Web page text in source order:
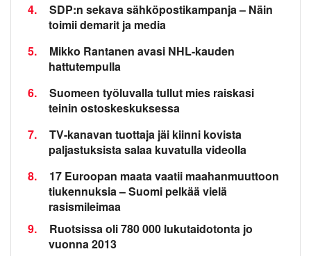
4.
SDP:n sekava sähköpostikampanja – Näin
toimii demarit ja media
5.
Mikko Rantanen avasi NHL-kauden
hattutempulla
6.
Suomeen työluvalla tullut mies raiskasi
teinin ostoskeskuksessa
7.
TV-kanavan tuottaja jäi kiinni kovista
paljastuksista salaa kuvatulla videolla
8.
17 Euroopan maata vaatii maahanmuuttoon
tiukennuksia – Suomi pelkää vielä
rasismileimaa
9.
Ruotsissa oli 780 000 lukutaidotonta jo
vuonna 2013